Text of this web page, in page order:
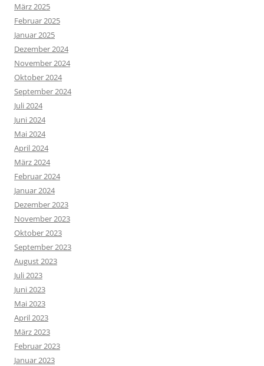
März 2025
Februar 2025
Januar 2025
Dezember 2024
November 2024
Oktober 2024
September 2024
Juli 2024
Juni 2024
Mai 2024
April 2024
März 2024
Februar 2024
Januar 2024
Dezember 2023
November 2023
Oktober 2023
September 2023
August 2023
Juli 2023
Juni 2023
Mai 2023
April 2023
März 2023
Februar 2023
Januar 2023